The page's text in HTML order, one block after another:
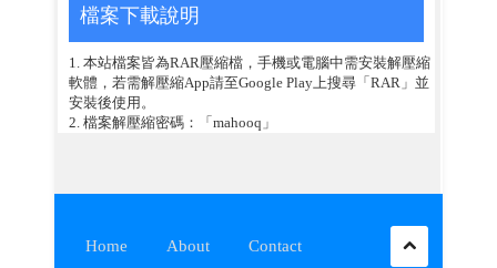
檔案下載說明
1. 本站檔案皆為RAR壓縮檔，手機或電腦中需安裝解壓縮
軟體，若需解壓縮App請至Google Play上搜尋「RAR」並
安裝後使用。
2. 檔案解壓縮密碼：「mahooq」
Home About Contact